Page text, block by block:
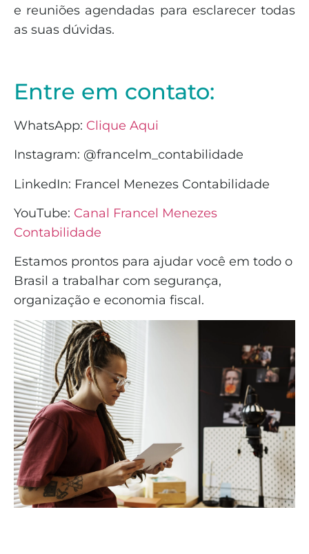
e reuniões agendadas para esclarecer todas
as suas dúvidas.
Entre em contato:
WhatsApp: Clique Aqui
Instagram: @francelm_contabilidade
LinkedIn: Francel Menezes Contabilidade
YouTube: Canal Francel Menezes
Contabilidade
Estamos prontos para ajudar você em todo o
Brasil a trabalhar com segurança,
organização e economia fiscal.